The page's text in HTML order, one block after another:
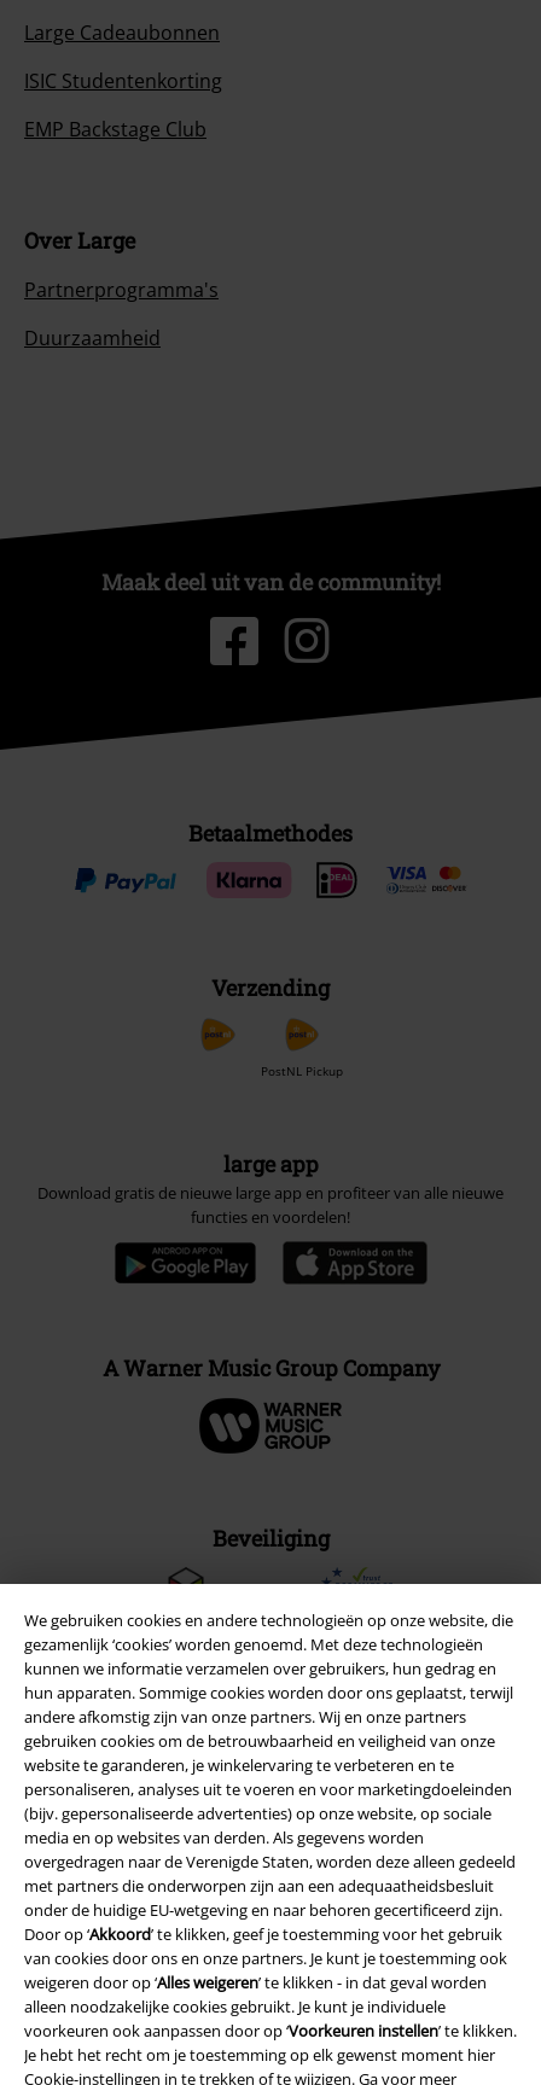
We gebruiken cookies en andere technologieën op onze website, die
gezamenlijk ‘cookies’ worden genoemd. Met deze technologieën
kunnen we informatie verzamelen over gebruikers, hun gedrag en
hun apparaten. Sommige cookies worden door ons geplaatst, terwijl
andere afkomstig zijn van onze partners. Wij en onze partners
gebruiken cookies om de betrouwbaarheid en veiligheid van onze
website te garanderen, je winkelervaring te verbeteren en te
personaliseren, analyses uit te voeren en voor marketingdoeleinden
(bijv. gepersonaliseerde advertenties) op onze website, op sociale
media en op websites van derden. Als gegevens worden
overgedragen naar de Verenigde Staten, worden deze alleen gedeeld
met partners die onderworpen zijn aan een adequaatheidsbesluit
onder de huidige EU-wetgeving en naar behoren gecertificeerd zijn.
Door op ‘Akkoord’ te klikken, geef je toestemming voor het gebruik
van cookies door ons en onze partners. Je kunt je toestemming ook
weigeren door op ‘Alles weigeren’ te klikken - in dat geval worden
alleen noodzakelijke cookies gebruikt. Je kunt je individuele
voorkeuren ook aanpassen door op ‘Voorkeuren instellen’ te klikken.
Je hebt het recht om je toestemming op elk gewenst moment hier
Cookie-instellingen in te trekken of te wijzigen. Ga voor meer
Large Cadeaubonnen
ISIC Studentenkorting
EMP Backstage Club
Over Large
Partnerprogramma's
Duurzaamheid
Maak deel uit van de community!
Betaalmethodes
Verzending
PostNL Pickup
large app
Download gratis de nieuwe large app en profiteer van alle nieuwe
functies en voordelen!
A Warner Music Group Company
Beveiliging
Legal
Algemene Voorwaarden
Bedrijfsgegevens
Privacyverklaring